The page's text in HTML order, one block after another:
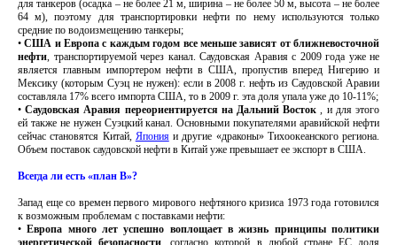
для танкеров (осадка – не более 21 м, ширина – не более 50 м, высота – не более
64 м), поэтому для транспортировки нефти по нему используются только
средние по водоизмещению танкеры;
•США и Европа с каждым годом все меньше зависят от ближневосточной
нефти, транспортируемой через канал. Саудовская Аравия с 2009 года уже не
является главным импортером нефти в США, пропустив вперед Нигерию и
Мексику (которым Суэц не нужен): если в 2008 г. нефть из Саудовской Аравии
составляла 17% всего импорта США, то в 2009 г. эта доля упала уже до 10-11%;
•Саудовская Аравия переориентируется на Дальний Восток, и для этого
ей также не нужен Суэцкий канал. Основными покупателями аравийской нефти
сейчас становятся Китай, Японияи другие «драконы» Тихоокеанского региона.
Объем поставок саудовской нефти в Китай уже превышает ее экспорт в США.
Всегда ли есть «план В»?
Запад еще со времен первого мирового нефтяного кризиса 1973 года готовился
к возможным проблемам с поставками нефти:
•Европа много лет успешно воплощает в жизнь принципы политики
энергетической безопасности , согласно которой в любой стране ЕС доля